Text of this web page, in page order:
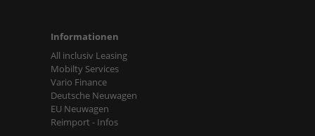
Informationen
All inclusiv Leasing
Mobilty Services
Vario Finance
Deutsche Neuwagen
EU Neuwagen
Reimport - Infos